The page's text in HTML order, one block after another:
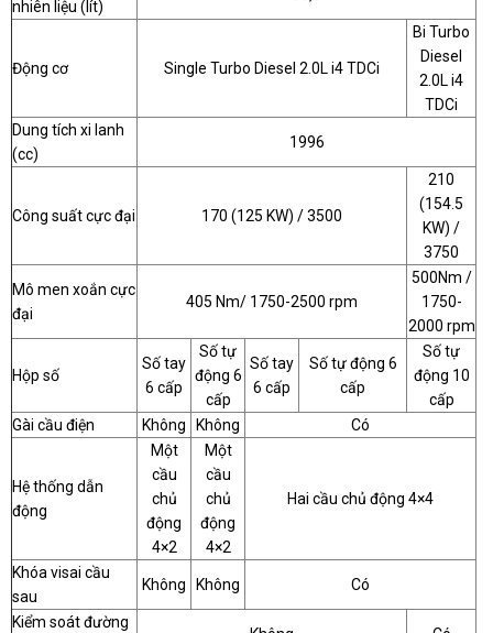
nhiên liệu (lít)
Động cơ Single Turbo Diesel 2.0L i4 TDCi
Bi Turbo
Diesel
2.0L i4
TDCi
Dung tích xi lanh
(cc)
1996
Công suất cực đại 170 (125 KW) / 3500
210
(154.5
KW) /
3750
Mô men xoắn cực
đại
405 Nm/ 1750-2500 rpm
500Nm /
1750-
2000 rpm
Hộp số
Số tay
6 cấp
Số tự
động 6
cấp
Số tay
6 cấp
Số tự động 6
cấp
Số tự
động 10
cấp
Gài cầu điện
Không Không Có
Hệ thống dẫn
động
Một
cầu
chủ
động
4×2
Một
cầu
chủ
động
4×2
Hai cầu chủ động 4×4
Khóa visai cầu
sau
Không Không Có
Kiểm soát đường